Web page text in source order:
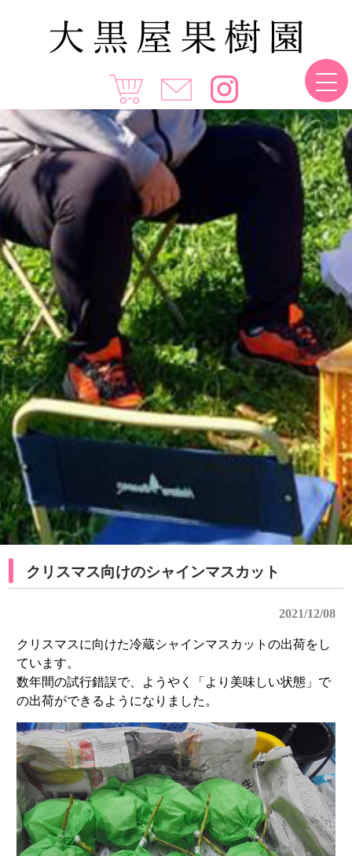
クリスマス向けのシャインマスカット
2021/12/08
クリスマスに向けた冷蔵シャインマスカットの出荷をし
ています。
数年間の試行錯誤で、ようやく「より美味しい状態」で
の出荷ができるようになりました。